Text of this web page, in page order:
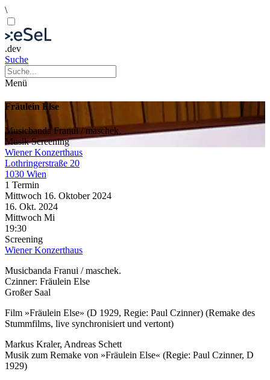
\
.dev
Suche
Menü
Fräulein Else
Musicbanda Franui / maschek.
MusikScreening
Wiener Konzerthaus
Lothringerstraße 20
1030 Wien
1 Termin
Mittwoch 16. Oktober 2024
16. Okt. 2024
Mittwoch Mi
19:30
Screening
Wiener Konzerthaus
Musicbanda Franui / maschek.
Czinner: Fräulein Else
Großer Saal
Film »Fräulein Else» (D 1929, Regie: Paul Czinner) (Remake des
Stummfilms, live synchronisiert und vertont)
Markus Kraler, Andreas Schett
Musik zum Remake von »Fräulein Else« (Regie: Paul Czinner, D
1929)